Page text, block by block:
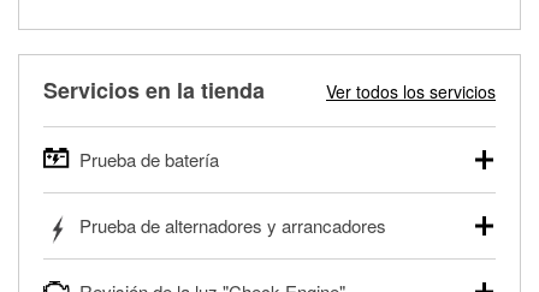
Servicios en la tienda Ver todos los servicios
Prueba de batería
autos, camionetas, SUVs, vehículos comerciales y
pesados, y para deportes motorizados. Las baterías
pueden probarse dentro o fuera del vehículo y cargarse en
Prueba de alternadores y arrancadores